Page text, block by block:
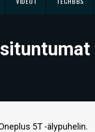
5T -älypuhelin.